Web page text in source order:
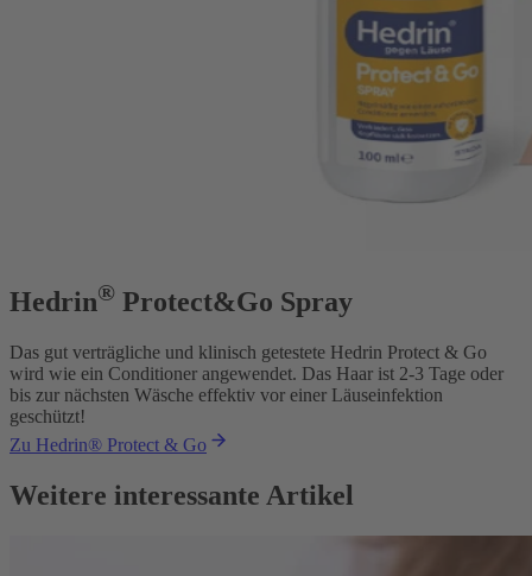
Hedrin® Protect&Go Spray
Das gut verträgliche und klinisch getestete Hedrin Protect & Go
wird wie ein Conditioner angewendet. Das Haar ist 2-3 Tage oder
bis zur nächsten Wäsche effektiv vor einer Läuseinfektion
geschützt!
Zu Hedrin® Protect & Go
Weitere interessante Artikel